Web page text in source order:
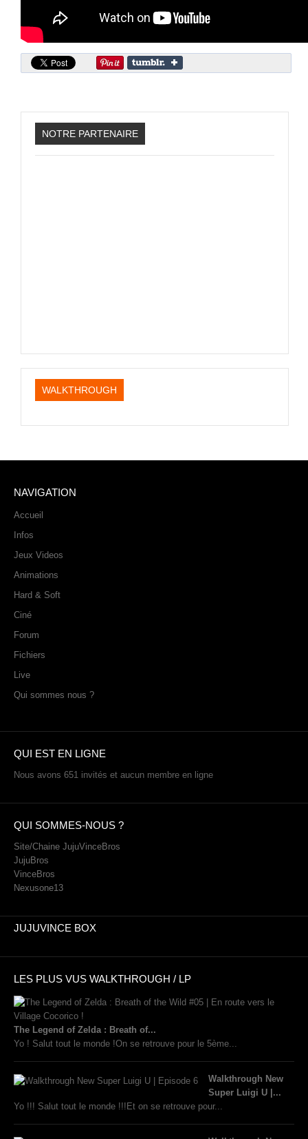
Réalisations 3D
Unboxing
ARRM (Gamelist, Roms manager, Scraper)
NOTRE PARTENAIRE
WALKTHROUGH
NAVIGATION
Accueil
Infos
Jeux Videos
Animations
Hard & Soft
Ciné
Forum
Fichiers
Live
Qui sommes nous ?
QUI EST EN LIGNE
Nous avons 651 invités et aucun membre en ligne
QUI SOMMES-NOUS ?
Site/Chaine JujuVinceBros
JujuBros
VinceBros
Nexusone13
JUJUVINCE BOX
LES PLUS VUS WALKTHROUGH / LP
The Legend of Zelda : Breath of...
Yo ! Salut tout le monde !On se retrouve pour le 5ème...
Walkthrough New
Super Luigi U |...
Yo !!! Salut tout le monde !!!Et on se retrouve pour...